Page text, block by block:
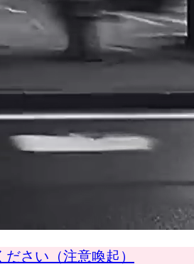
さい（注意喚起）